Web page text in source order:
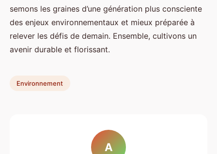
semons les graines d’une génération plus consciente
des enjeux environnementaux et mieux préparée à
relever les défis de demain. Ensemble, cultivons un
avenir durable et florissant.
Environnement
A